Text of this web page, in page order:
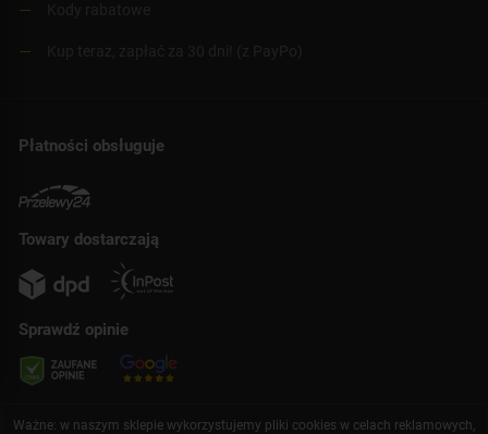
Płatności obsługuje
Towary dostarczają
Sprawdź opinie
Ważne: w naszym sklepie wykorzystujemy pliki cookies w celach reklamowych,